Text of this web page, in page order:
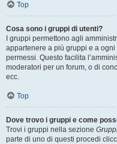
Top
Cosa sono i gruppi di utenti?
I gruppi permettono agli
appartenere a più gruppi e a
permessi. Questo facilita
moderatori per un forum, o di
ecc.
Top
Dove trovo i gruppi e come
Trovi i gruppi nella sezione
parte di uno di questi procedi